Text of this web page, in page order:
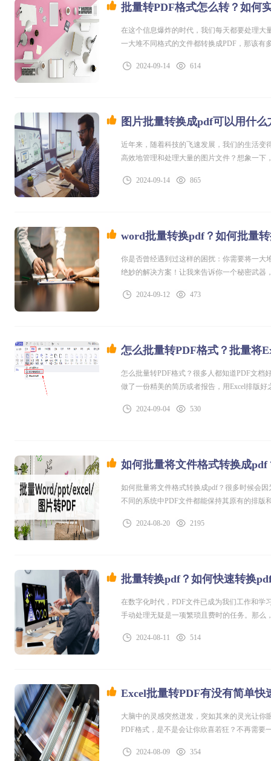
批量转PDF格式怎么转？如何
在这个信息爆炸的时代，我们每天都要处理大
一大堆不同格式的文件都转换成PDF，那该有
一个个手动转换，也不用担心格式错乱的问
2024-09-14 614
图片批量转换成pdf可以用什
近年来，随着科技的飞速发展，我们的生活变
高效地管理和处理大量的图片文件？想象一下
照片、家庭相册还是工作文件，它都能完美
2024-09-14 865
word批量转换pdf？如何批量
你是否曾经遇到过这样的困扰：你需要将一大
绝妙的解决方案！让我来告诉你一个秘密武器
省时又省力！word批量转换pdf福昕云办公产
2024-09-12 473
怎么批量转PDF格式？批量将
怎么批量转PDF格式？很多人都知道PDF文档
做了一份精美的简历或者报告，用Excel排版
2024-09-04 530
如何批量将文件格式转换成
如何批量将文件格式转换成pdf？很多时候会
不同的系统中PDF文件都能保持其原有的排版
的文件格式批量转换pdf文件格式呢？下面咱
2024-08-20 2195
批量转换pdf？如何快速转换
在数字化时代，PDF文件已成为我们工作和学
手动处理无疑是一项繁琐且费时的任务。那么
此，这款工具还拥有强大的转换能力和智能
2024-08-11 514
Excel批量转PDF有没有简单快
大脑中的灵感突然迸发，突如其来的灵光让你
PDF格式，是不是会让你欣喜若狂？不再需要
步，转换完成，让你从繁琐中解放出来，更专
2024-08-09 354